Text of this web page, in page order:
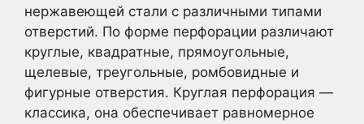
нержавеющей стали с различными типами
отверстий. По форме перфорации различают
круглые, квадратные, прямоугольные,
щелевые, треугольные, ромбовидные и
фигурные отверстия. Круглая перфорация —
классика, она обеспечивает равномерное